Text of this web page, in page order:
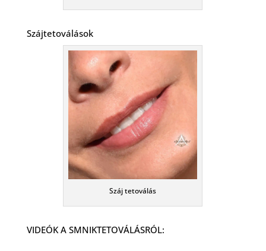
Szájtetoválások
Száj tetoválás
VIDEÓK A SMNIKTETOVÁLÁSRÓL: